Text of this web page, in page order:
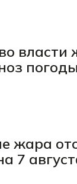
власти
жара
7